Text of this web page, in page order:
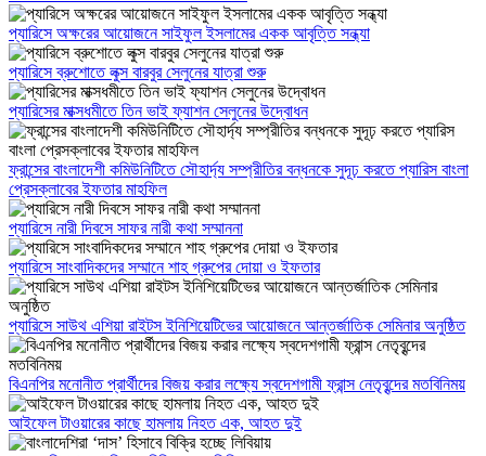
প্যারিসে অক্ষরের আয়োজনে সাইফুল ইসলামের একক আবৃত্তি সন্ধ্যা
প্যারিসে ব্রুশোতে লুক্স বারবুর সেলুনের যাত্রা শুরু
প্যারিসের মাক্সধমীতে তিন ভাই ফ্যাশন সেলুনের উদ্বোধন
ফ্রান্সের বাংলাদেশী কমিউনিটিতে সৌহার্দ্য সম্প্রীতির বন্ধনকে সুদূঢ় করতে প্যারিস বাংলা
প্রেসক্লাবের ইফতার মাহফিল
প্যারিসে নারী দিবসে সাফর নারী কথা সম্মাননা
প্যারিসে সাংবাদিকদের সম্মানে শাহ গ্রুপের দোয়া ও ইফতার
প্যারিসে সাউথ এশিয়া রাইটস ইনিশিয়েটিভের আয়োজনে আন্তর্জাতিক সেমিনার অনুষ্ঠিত
বিএনপির মনোনীত প্রার্থীদের বিজয় করার লক্ষ্যে স্বদেশগামী ফ্রান্স নেতৃবৃন্দের মতবিনিময়
আইফেল টাওয়ারের কাছে হামলায় নিহত এক, আহত দুই